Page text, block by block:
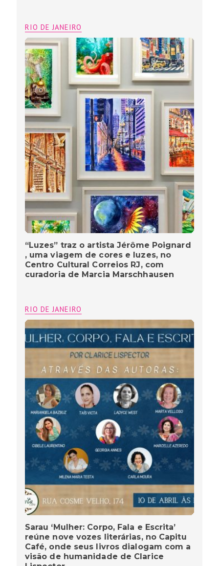
RIO DE JANEIRO
“Luzes” traz o artista Jérôme Poignard
, uma viagem de cores e luzes, no
Centro Cultural Correios RJ, com
curadoria de Marcia Marschhausen
RIO DE JANEIRO
Sarau ‘Mulher: Corpo, Fala e Escrita’
reúne nove vozes literárias, no Capitu
Café, onde seus livros dialogam com a
visão de humanidade de Clarice